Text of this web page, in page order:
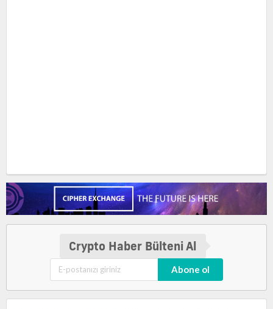
Crypto Haber Bülteni Al
Abone ol